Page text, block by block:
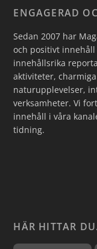
ENGAGERAD
Sedan 2007 har
och positivt
innehållsrika
aktiviteter,
naturupplevelser,
verksamheter. Vi
innehåll i våra
tidning.
HÄR HITTAR